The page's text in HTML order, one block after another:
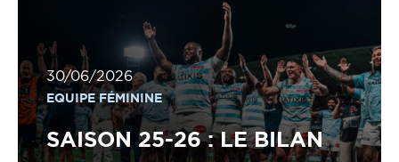
30/06/2026
EQUIPE FÉMININE
SAISON 25-26 : LE BILAN